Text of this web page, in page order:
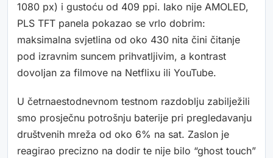
1080 px) i gustoću od 409 ppi. Iako nije AMOLED,
PLS TFT panela pokazao se vrlo dobrim:
maksimalna svjetlina od oko 430 nita čini čitanje
pod izravnim suncem prihvatljivim, a kontrast
dovoljan za filmove na Netflixu ili YouTube.
U četrnaestodnevnom testnom razdoblju zabilježili
smo prosječnu potrošnju baterije pri pregledavanju
društvenih mreža od oko 6% na sat. Zaslon je
reagirao precizno na dodir te nije bilo “ghost touch”